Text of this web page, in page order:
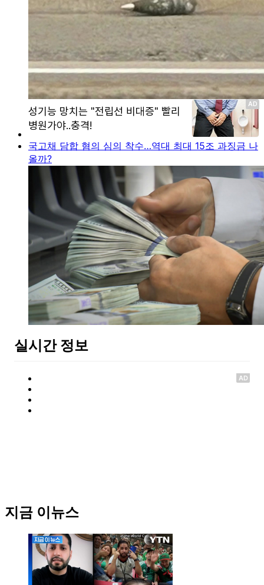
국고채 담합 혐의 심의 착수…역대 최대 15조 과징금 나
올까?
실시간 정보
AD
지금 이뉴스